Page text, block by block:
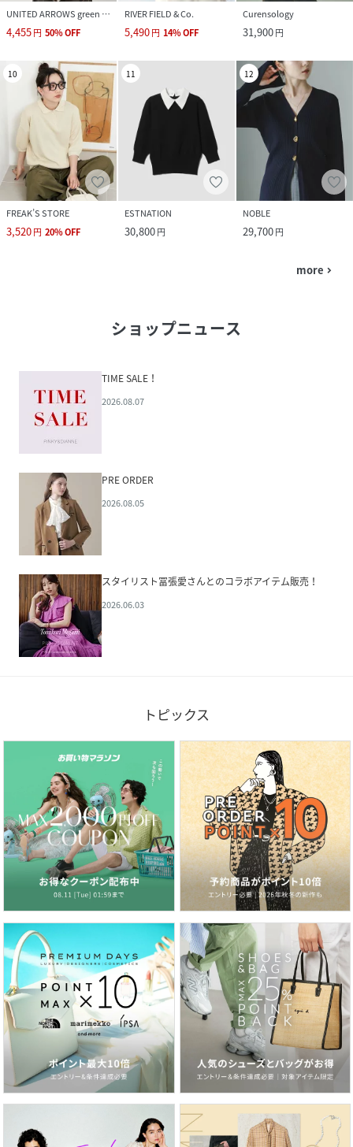
UNITED ARROWS green label relaxing
4,455円 50%OFF
RIVER FIELD & Co.
5,490円 14%OFF
Curensology
31,900円
10
FREAK’S STORE
3,520円 20%OFF
11
ESTNATION
30,800円
12
NOBLE
29,700円
more navigate_next
ショップニュース
TIME SALE！
2026.08.07
PRE ORDER
2026.08.05
スタイリスト冨張愛さんとのコラボアイテム販売！
2026.06.03
トピックス